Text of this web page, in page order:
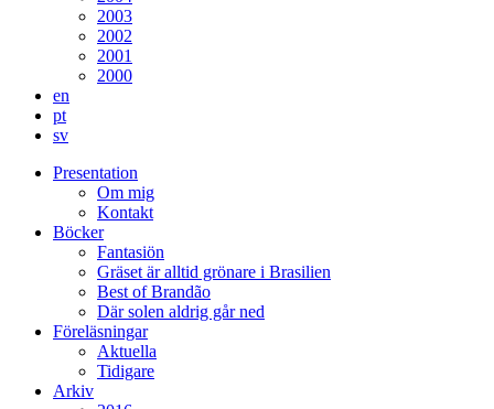
2003
2002
2001
2000
en
pt
sv
Presentation
Om mig
Kontakt
Böcker
Fantasiön
Gräset är alltid grönare i Brasilien
Best of Brandão
Där solen aldrig går ned
Föreläsningar
Aktuella
Tidigare
Arkiv